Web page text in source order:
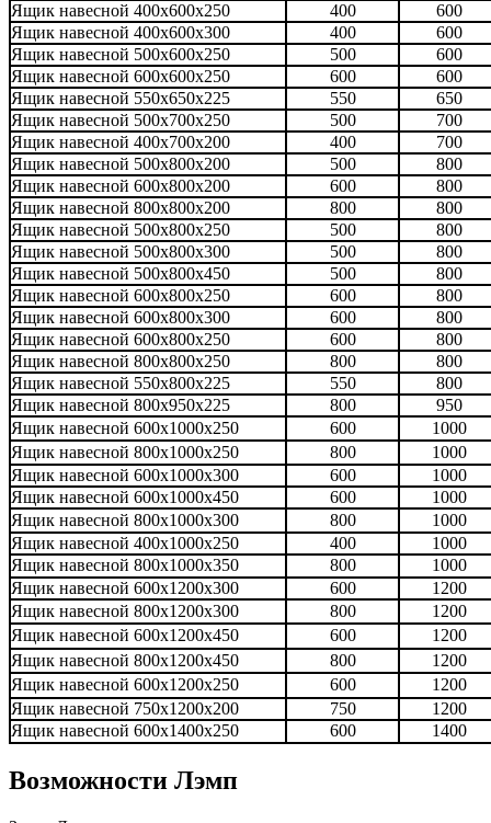
Ящик навесной 400х600х250
400
600
Ящик навесной 400х600х300
400
600
Ящик навесной 500х600х250
500
600
Ящик навесной 600х600х250
600
600
Ящик навесной 550х650х225
550
650
Ящик навесной 500х700х250
500
700
Ящик навесной 400х700х200
400
700
Ящик навесной 500х800х200
500
800
Ящик навесной 600х800х200
600
800
Ящик навесной 800х800х200
800
800
Ящик навесной 500х800х250
500
800
Ящик навесной 500х800х300
500
800
Ящик навесной 500х800х450
500
800
Ящик навесной 600х800х250
600
800
Ящик навесной 600х800х300
600
800
Ящик навесной 600х800х250
600
800
Ящик навесной 800х800х250
800
800
Ящик навесной 550х800х225
550
800
Ящик навесной 800х950х225
800
950
Ящик навесной 600х1000х250
600
1000
Ящик навесной 800х1000х250
800
1000
Ящик навесной 600х1000х300
600
1000
Ящик навесной 600х1000х450
600
1000
Ящик навесной 800х1000х300
800
1000
Ящик навесной 400х1000х250
400
1000
Ящик навесной 800х1000х350
800
1000
Ящик навесной 600х1200х300
600
1200
Ящик навесной 800х1200х300
800
1200
Ящик навесной 600х1200х450
600
1200
Ящик навесной 800х1200х450
800
1200
Ящик навесной 600х1200х250
600
1200
Ящик навесной 750х1200х200
750
1200
Ящик навесной 600х1400х250
600 1400
Возможности Лэмп